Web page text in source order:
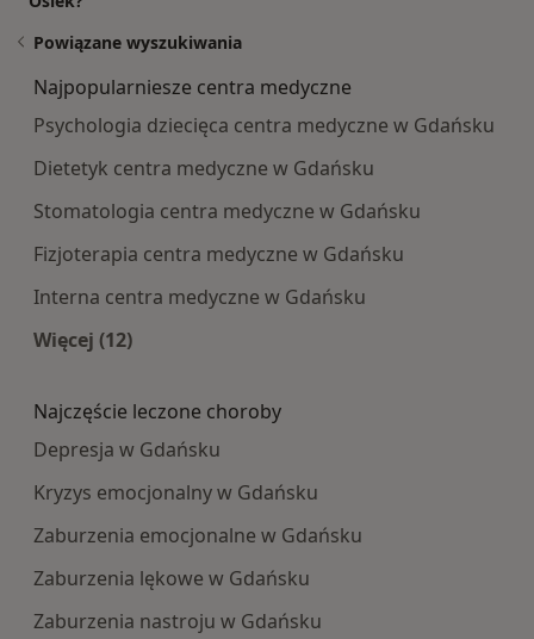
Powiązane wyszukiwania
Najpopularniesze centra medyczne
Psychologia dziecięca centra medyczne w Gdańsku
Dietetyk centra medyczne w Gdańsku
Stomatologia centra medyczne w Gdańsku
Fizjoterapia centra medyczne w Gdańsku
Interna centra medyczne w Gdańsku
Więcej (12)
Najczęście leczone choroby
Depresja w Gdańsku
Kryzys emocjonalny w Gdańsku
Zaburzenia emocjonalne w Gdańsku
Zaburzenia lękowe w Gdańsku
Zaburzenia nastroju w Gdańsku